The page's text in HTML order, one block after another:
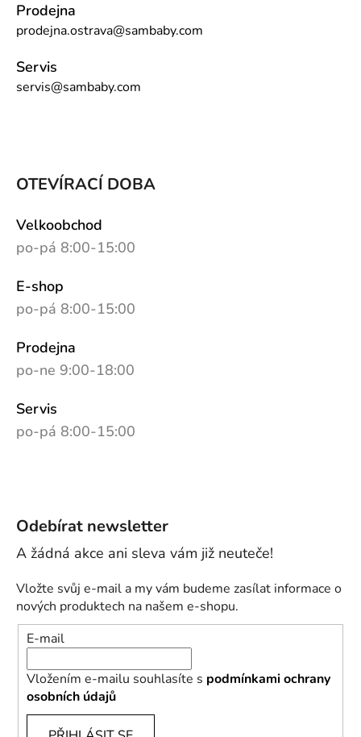
Prodejna
prodejna.ostrava@sambaby.com
Servis
servis@sambaby.com
OTEVÍRACÍ DOBA
Velkoobchod
po-pá 8:00-15:00
E-shop
po-pá 8:00-15:00
Prodejna
po-ne 9:00-18:00
Servis
po-pá 8:00-15:00
Odebírat newsletter
Vložte svůj e-mail a my vám budeme zasílat informace o
nových produktech na našem e-shopu.
E-mail
Vložením e-mailu souhlasíte s podmínkami ochrany
osobních údajů